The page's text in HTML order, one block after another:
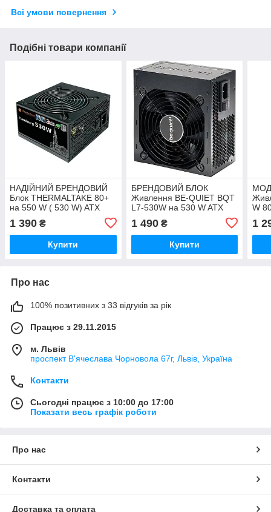
Всі умови повернення
Подібні товари компанії
НАДІЙНИЙ БРЕНДОВИЙ
Блок THERMALTAKE 80+
на 550 W ( 530 W) ATX
24+4 (+8pin) + 2 по 6 Pin +
(2 по 8 PIN ) для ВІДЕО
1 390 ₴
Купити
БРЕНДОВИЙ БЛОК
Живлення BE-QUIET BQT
L7-530W на 530 W ATX
PIN для ВІДЕО
550W,500W
1 490₴
Купити
W
1
Про нас
100% позитивних з 33 відгуків за рік
Працює з 29.11.2015
м. Львів
проспект В'ячеслава Чорновола 67г, Львів, Україна
Контакти
Сьогодні працює з 10:00 до 17:00
Показати весь графік роботи
Про нас
Контакти
Доставка та оплата